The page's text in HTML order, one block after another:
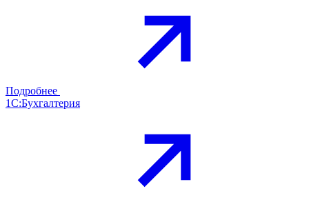
Подробнее
1С:Бухгалтерия